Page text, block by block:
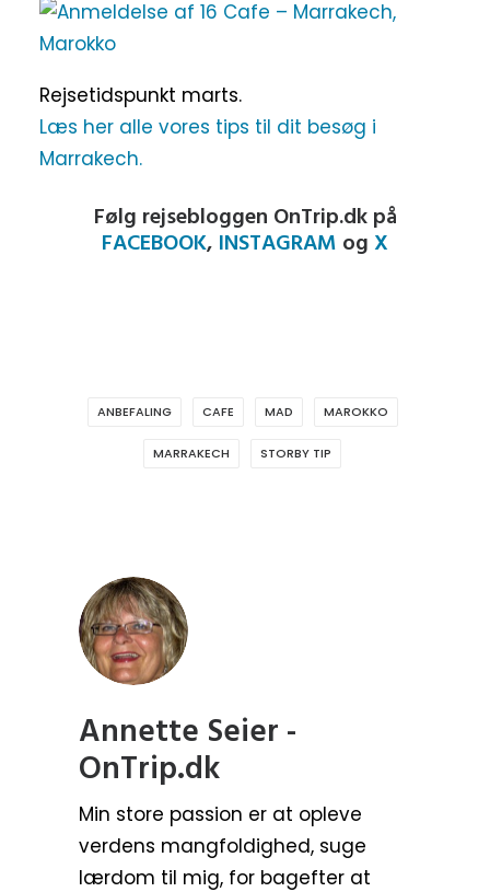
Rejsetidspunkt marts.
Læs her alle vores tips til dit besøg i
Marrakech.
Følg rejsebloggen OnTrip.dk på
FACEBOOK, INSTAGRAM ogX
ANBEFALING CAFE MAD MAROKKO
MARRAKECH STORBY TIP
Annette Seier -
OnTrip.dk
Min store passion er at opleve
verdens mangfoldighed, suge
lærdom til mig, for bagefter at